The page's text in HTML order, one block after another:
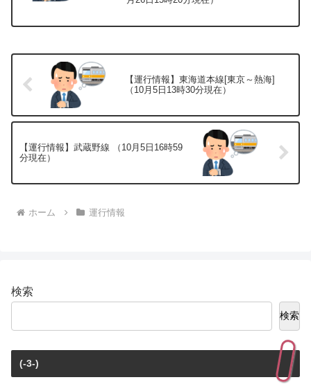
【運行情報】東海道本線[東京～熱海]
（10月5日13時30分現在）
【運行情報】武蔵野線 （10月5日16時59
分現在）
ホーム 運行情報
検索
検索
(-3-)